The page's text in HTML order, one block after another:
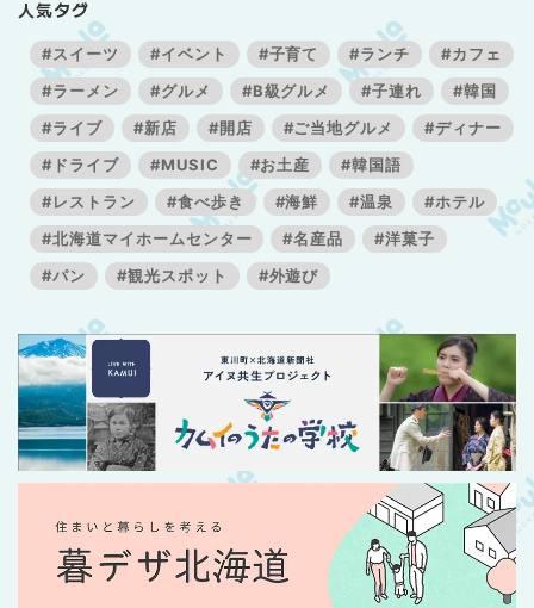
人気タグ
#スイーツ #イベント #子育て #ランチ
#カフェ
#ラーメン
#グルメ #B級グルメ #子連れ
#韓国
#ライブ
#新店 #開店 #ご当地グルメ
#ディナー
#ドライブ
#MUSIC #お土産
#韓国語
#レストラン
#食べ歩き #海鮮 #温泉
#ホテル
#北海道マイホームセンター
#名産品
#洋菓子
#パン
#観光スポット #外遊び